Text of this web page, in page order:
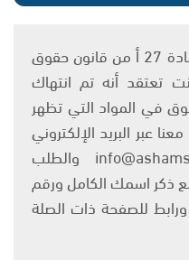
يتم الاستخدام المواد وفقًا للمادة 27 أ من قانون حقوق
2007، وإن كنت تعتقد أنه تم انتهاك
في المواد التي تظهر
عبر البريد الإلكتروني
على العنوان التالي: info@ashams.com والطلب
ذكر اسمك الكامل ورقم
للصفحة ذات الصلة